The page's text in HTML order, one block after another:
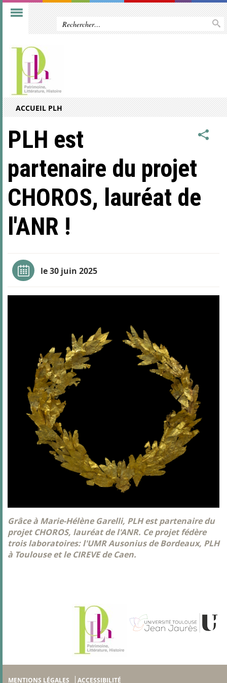
ACCUEIL PLH
PLH est
partenaire du projet
CHOROS, lauréat de
l'ANR !
le 30 juin 2025
Grâce à Marie-Hélène Garelli, PLH est partenaire du
projet CHOROS, lauréat de l'ANR. Ce projet fédère
trois laboratoires: l'UMR Ausonius de Bordeaux, PLH
à Toulouse et le CIREVE de Caen.
MENTIONS LÉGALES ACCESSIBILITÉ